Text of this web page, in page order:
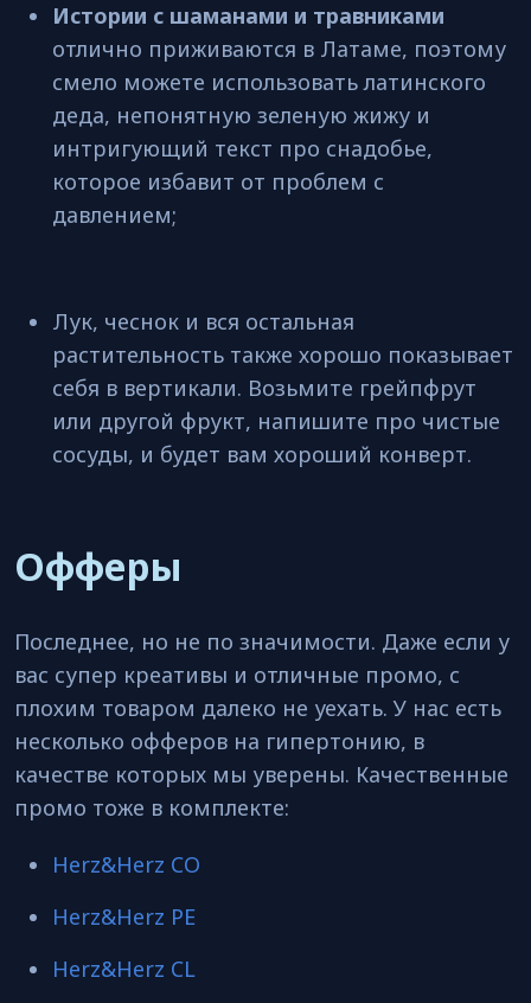
Истории с шаманами и травниками
отлично приживаются в Латаме, поэтому
смело можете использовать латинского
деда, непонятную зеленую жижу и
интригующий текст про снадобье,
которое избавит от проблем с
давлением;
Лук, чеснок и вся остальная
растительность также хорошо показывает
себя в вертикали. Возьмите грейпфрут
или другой фрукт, напишите про чистые
сосуды, и будет вам хороший конверт.
Офферы
Последнее, но не по значимости. Даже если у
вас супер креативы и отличные промо, с
плохим товаром далеко не уехать. У нас есть
несколько офферов на гипертонию, в
качестве которых мы уверены. Качественные
промо тоже в комплекте:
Herz&Herz CO
Herz&Herz PE
Herz&Herz CL